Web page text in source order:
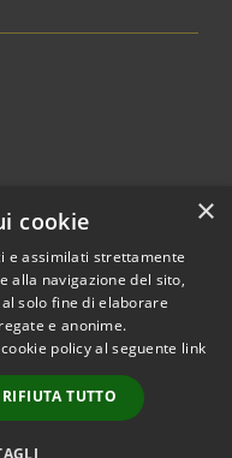
© 2026 • Comune di
Chiaravalle • Powered by
Municipium•
Accesso
redazione
×
cookie
e assimilati strettamente
alla navigazione del sito,
solo fine di elaborare
e anonime.
policy al seguente link
RIFIUTA TUTTO